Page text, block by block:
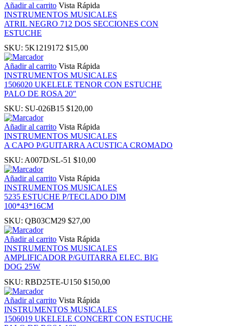
Añadir al carrito Vista Rápida
INSTRUMENTOS MUSICALES
ATRIL NEGRO 712 DOS SECCIONES CON
ESTUCHE
SKU: 5K1219172 $15,00
Añadir al carrito Vista Rápida
INSTRUMENTOS MUSICALES
1506020 UKELELE TENOR CON ESTUCHE
PALO DE ROSA 20″
SKU: SU-026B15 $120,00
Añadir al carrito Vista Rápida
INSTRUMENTOS MUSICALES
A CAPO P/GUITARRA ACUSTICA CROMADO
SKU: A007D/SL-51 $10,00
Añadir al carrito Vista Rápida
INSTRUMENTOS MUSICALES
5235 ESTUCHE P/TECLADO DIM
100*43*16CM
SKU: QB03CM29 $27,00
Añadir al carrito Vista Rápida
INSTRUMENTOS MUSICALES
AMPLIFICADOR P/GUITARRA ELEC. BIG
DOG 25W
SKU: RBD25TE-U150 $150,00
Añadir al carrito Vista Rápida
INSTRUMENTOS MUSICALES
1506019 UKELELE CONCERT CON ESTUCHE